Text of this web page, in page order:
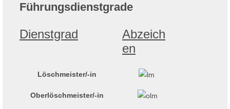
Führungsdienstgrade
Dienstgrad
Abzeich
en
Löschmeister/-in
Oberlöschmeister/-in